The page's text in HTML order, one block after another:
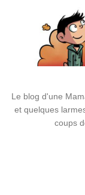
Le blog d'une
et quelques
coups